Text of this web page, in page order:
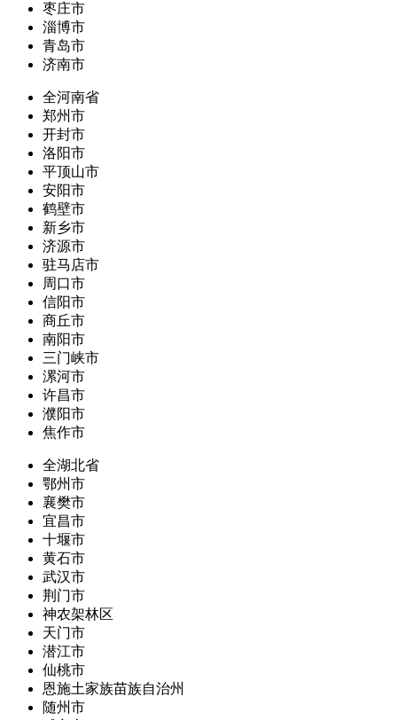
枣庄市
淄博市
青岛市
济南市
全河南省
郑州市
开封市
洛阳市
平顶山市
安阳市
鹤壁市
新乡市
济源市
驻马店市
周口市
信阳市
商丘市
南阳市
三门峡市
漯河市
许昌市
濮阳市
焦作市
全湖北省
鄂州市
襄樊市
宜昌市
十堰市
黄石市
武汉市
荆门市
神农架林区
天门市
潜江市
仙桃市
恩施土家族苗族自治州
随州市